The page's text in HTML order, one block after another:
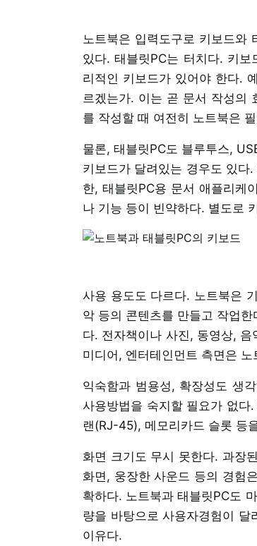
노트북은 입력도구로 키보드와
있다. 태블릿PC는 터치다. 키
리적인 키보드가 있어야 한다.
르겠는가. 이는 곧 문서 작성의
를 작성할 때 여전히 노트북은
물론, 태블릿PC도 블루투스,
키보드가 달려있는 경우도 있다
한, 태블릿PC용 문서 애플리케
나 기능 등이 빈약하다. 별도로
사용 용도도 다르다. 노트북은
악 등의 콘텐츠를 만들고 작업
다. 전자책이나 사진, 동영상,
미디어, 엔터테인먼트 측면은
익숙함과 범용성, 확장성도 생
사용방법을 숙지할 필요가 없
랜(RJ-45), 메모리카드 슬롯 등
화면 크기도 무시 못한다. 과장
화면, 웅장한 사운드 등의 경험
확하다. 노트북과 태블릿PC도
량을 바탕으로 사용자경험이
이유다.